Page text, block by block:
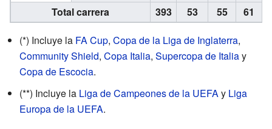
Total carrera
393 53 55 61
(*) Incluye la FA Cup, Copa de la Liga de Inglaterra,
Community Shield, Copa Italia, Supercopa de Italiay
Copa de Escocia.
(**) Incluye la Liga de Campeones de la UEFAy Liga
Europa de la UEFA.